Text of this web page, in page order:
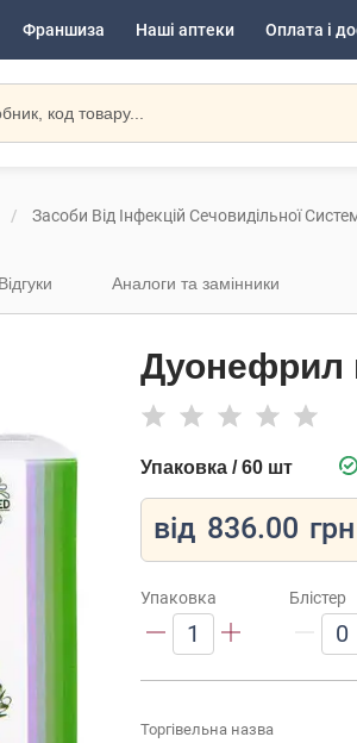
Франшиза Наші аптеки Оплата і
Засоби Від Інфекцій Сечовидільної
Відгуки Аналоги та замінники
Дуонефрил
Упаковка / 60 шт
від 836.00 грн
Упаковка
1
Блістер
0
Торгівельна назва